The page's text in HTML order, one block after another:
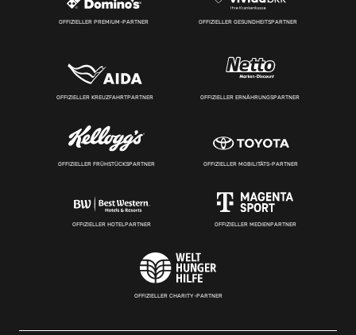
OFFIZIELLER PREMIUM-PARTNER OFFIZIELLER GESUNDHEITSPARTNER
OFFIZIELLER KREUZFAHRTPARTNER OFFIZIELLER ERNÄHRUNGSPARTNER
OFFIZIELLER FRÜHSTÜCKSPARTNER OFFIZIELLER MOBILITÄTS-PARTNER
OFFIZIELLER HOTELPARTNER OFFIZIELLER MEDIENPARTNER
OFFIZIELLER CHARITY-PARTNER